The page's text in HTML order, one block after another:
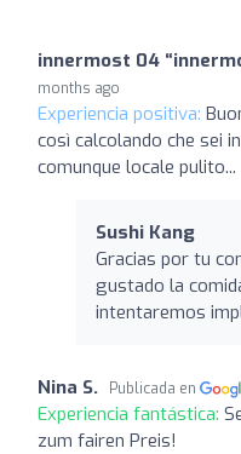
innermost 04
months ago
Experiencia positiva:
così calcolando che sei
comunque locale pulito...
Sushi Kang
Gracias por tu
gustado la
intentaremos
Nina S. Publicada en
Experiencia fantástica:
zum fairen Preis!